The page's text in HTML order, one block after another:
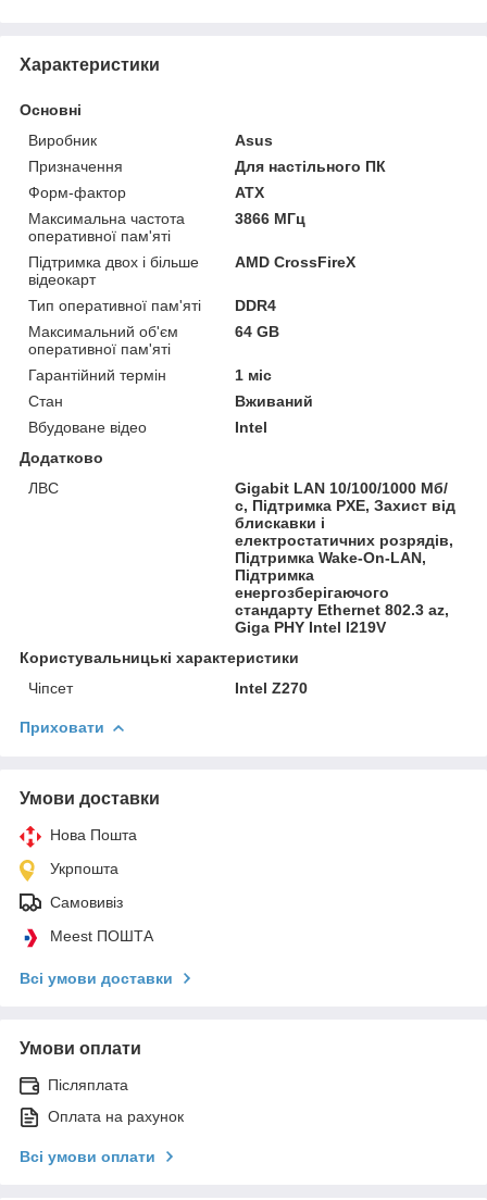
Характеристики
Основні
Виробник
Asus
Призначення
Для настільного ПК
Форм-фактор
ATX
Максимальна частота
оперативної пам'яті
3866 МГц
Підтримка двох і більше
відеокарт
AMD CrossFireX
Тип оперативної пам'яті
DDR4
Максимальний об'єм
оперативної пам'яті
64 GB
Гарантійний термін
1 міс
Стан
Вживаний
Вбудоване відео
Intel
Додатково
ЛВС
Gigabit LAN 10/100/1000 Мб/
с, Підтримка PXE, Захист від
блискавки і
електростатичних розрядів,
Підтримка Wake-On-LAN,
Підтримка
енергозберігаючого
стандарту Ethernet 802.3 az,
Giga PHY Intel I219V
Користувальницькі характеристики
Чіпсет
Intel Z270
Приховати
Умови доставки
Нова Пошта
Укрпошта
Самовивіз
Meest ПОШТА
Всі умови доставки
Умови оплати
Післяплата
Оплата на рахунок
Всі умови оплати